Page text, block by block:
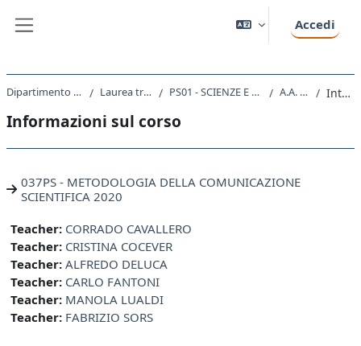
Accedi
Dipartimento di Scienze della Vita Laurea triennale (DM270) PS01 - SCIENZE E TECNICHE PSICOLOGICHE A.A. 2020 - 2021 Introduzione
Informazioni sul corso
037PS - METODOLOGIA DELLA COMUNICAZIONE
SCIENTIFICA 2020
Teacher: CORRADO CAVALLERO
Teacher: CRISTINA COCEVER
Teacher: ALFREDO DELUCA
Teacher: CARLO FANTONI
Teacher: MANOLA LUALDI
Teacher: FABRIZIO SORS